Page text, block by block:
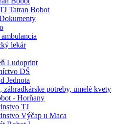
Tatran Bobot
lekár
Ludoprint
DŠ
Jednota
záhradkárske potreby, umelé kvety
- Horňany
TJ
Výčap u Maca